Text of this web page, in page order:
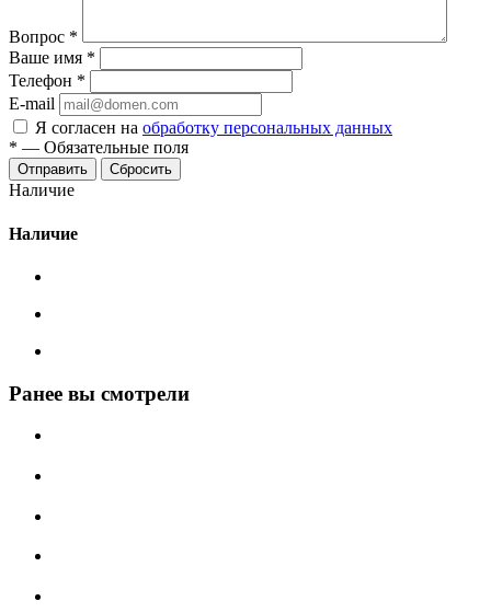
Вопрос *
Ваше имя *
Телефон *
E-mail
Я согласен на обработку персональных данных
* — Обязательные поля
Сбросить
Наличие
Наличие
Ранее вы смотрели